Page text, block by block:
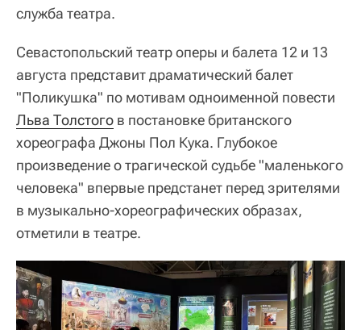
служба театра.
Севастопольский театр оперы и балета 12 и 13
августа представит драматический балет
"Поликушка" по мотивам одноименной повести
Льва Толстого в постановке британского
хореографа Джоны Пол Кука. Глубокое
произведение о трагической судьбе "маленького
человека" впервые предстанет перед зрителями
в музыкально-хореографических образах,
отметили в театре.